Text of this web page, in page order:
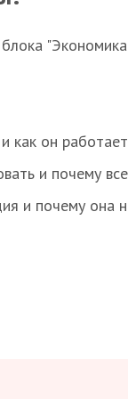
как он
и почему
и почему она